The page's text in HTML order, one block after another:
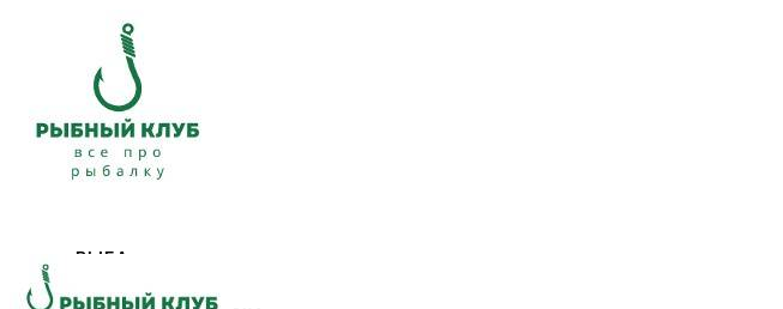
РЫБА
КАРП